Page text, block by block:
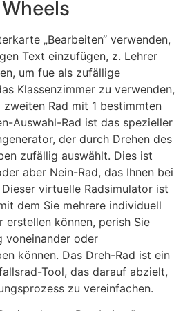
„Bearbeiten“ verwenden,
Text einzufügen, z. Lehrer
um fue als zufällige
Klassenzimmer zu verwenden,
Rad mit 1 bestimmten
Auswahl-Rad ist das spezieller
der durch Drehen des
zufällig auswählt. Dies ist
aber Nein-Rad, das Ihnen bei
virtuelle Radsimulator ist
dem Sie mehrere individuell
erstellen können, perish Sie
voneinander oder
können. Das Dreh-Rad ist ein
Tool, das darauf abzielt,
zu vereinfachen.